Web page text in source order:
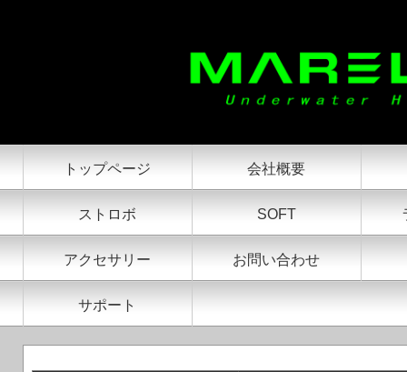
トップページ 会社概要
ストロボ SOFT
アクセサリー お問い合わせ
サポート